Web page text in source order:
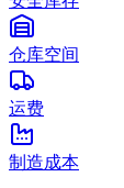
仓库空间
运费
制造成本